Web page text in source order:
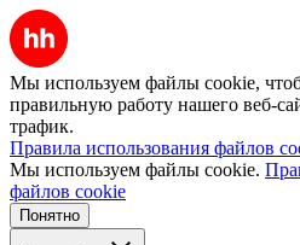
Мы используем файлы cookie,
правильную работу нашего веб-
трафик.
Правила использования файлов
Мы используем файлы cookie.
файлов cookie
Понятно